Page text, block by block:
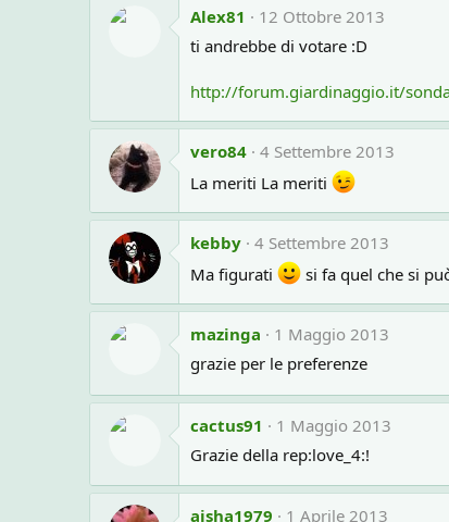
Alex81
12 Ottobre 2013
ti andrebbe di votare :D
http://forum.giardinaggio.it/
vero84 4 Settembre 2013
La meriti La meriti
kebby 4 Settembre 2013
Ma figurati
si fa quel che si
mazinga
1 Maggio 2013
grazie per le preferenze
cactus91
1 Maggio 2013
Grazie della rep:love_4:!
aisha1979
1 Aprile 2013